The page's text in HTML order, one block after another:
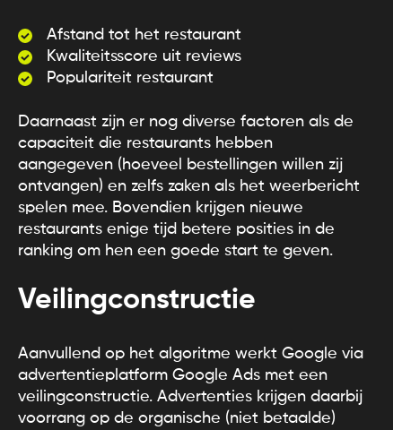
Afstand tot het restaurant
Kwaliteitsscore uit reviews
Populariteit restaurant
Daarnaast zijn er nog diverse factoren als de
capaciteit die restaurants hebben
aangegeven (hoeveel bestellingen willen zij
ontvangen) en zelfs zaken als het weerbericht
spelen mee. Bovendien krijgen nieuwe
restaurants enige tijd betere posities in de
ranking om hen een goede start te geven.
Veilingconstructie
Aanvullend op het algoritme werkt Google via
advertentieplatform Google Ads met een
veilingconstructie. Advertenties krijgen daarbij
voorrang op de organische (niet betaalde)